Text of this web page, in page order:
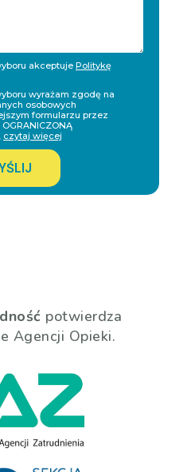
akceptuje Politykę
wyrażam zgodę na
osobowych
formularzu przez
czytaj więcej
potwierdza
Agencji Opieki.